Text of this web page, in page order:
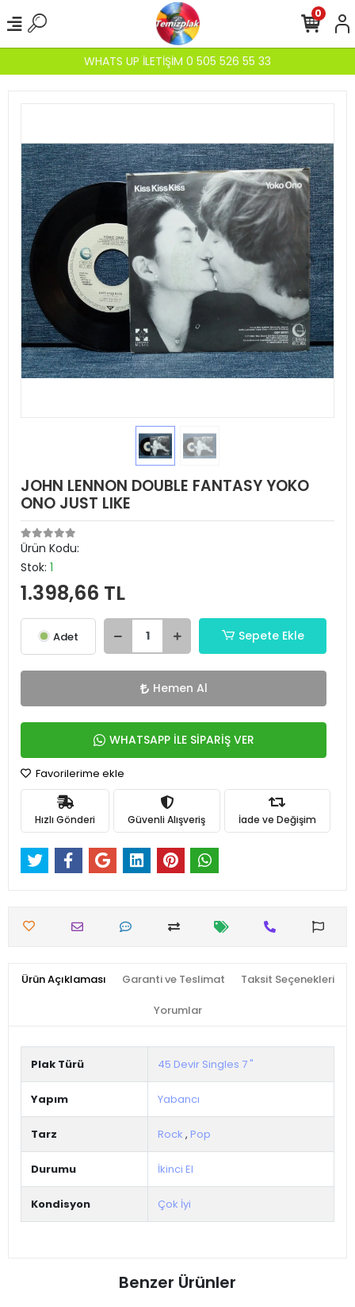
WHATS UP İLETİŞİM 0 505 526 55 33
0
JOHN LENNON DOUBLE FANTASY YOKO
ONO JUST LIKE
Ürün Kodu:
Stok: 1
1.398,66 TL
Adet Sepete Ekle
Hemen Al
WHATSAPP İLE SİPARİŞ VER
Favorilerime ekle
Hızlı Gönderi Güvenli Alışveriş İade ve Değişim
Ürün Açıklaması Garanti ve Teslimat Taksit Seçenekleri
Yorumlar
Plak Türü 45 Devir Singles 7 "
Yapım Yabancı
Tarz Rock , Pop
Durumu İkinci El
Kondisyon Çok İyi
Benzer Ürünler